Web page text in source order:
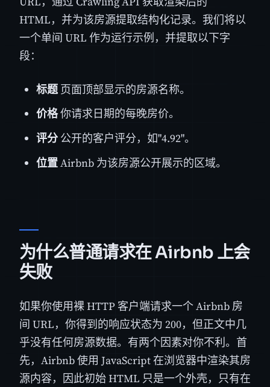
HTML，并为该房源提取结构化记录。我们将以
一个单间 URL 作为运行示例，并提取以下字
段：
标题页面顶部显示的房源名称。
价格你请求日期的每晚房价。
评分 公开的客户评分，如"4.92"。
位置Airbnb 为该房源公开展示的区域。
为什么普通请求在 Airbnb 上会
失败
如果你使用裸 HTTP 客户端请求一个 Airbnb 房
间 URL，你得到的响应状态为 200，但正文中几
乎没有任何房源数据。有两个因素对你不利。首
先，Airbnb 使用 JavaScript 在浏览器中渲染其房
源内容，因此初始 HTML 只是一个外壳，只有在